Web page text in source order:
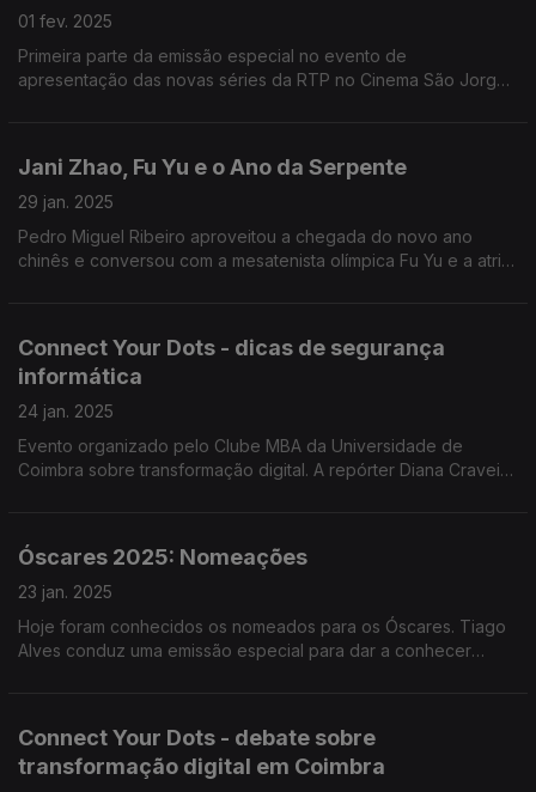
01 fev. 2025
Primeira parte da emissão especial no evento de
apresentação das novas séries da RTP no Cinema São Jorge
Jani Zhao, Fu Yu e o Ano da Serpente
29 jan. 2025
Pedro Miguel Ribeiro aproveitou a chegada do novo ano
chinês e conversou com a mesatenista olímpica Fu Yu e a atriz
Connect Your Dots - dicas de segurança
informática
24 jan. 2025
Evento organizado pelo Clube MBA da Universidade de
Coimbra sobre transformação digital. A repórter Diana Craveiro
Óscares 2025: Nomeações
23 jan. 2025
Hoje foram conhecidos os nomeados para os Óscares. Tiago
Alves conduz uma emissão especial para dar a conhecer
Connect Your Dots - debate sobre
transformação digital em Coimbra